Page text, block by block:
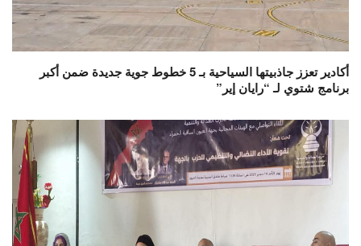
أكادير تعزز جاذبيتها السياحية بـ 5 خطوط جوية جديدة ضمن أكبر
برنامج شتوي لـ “رايان إير”